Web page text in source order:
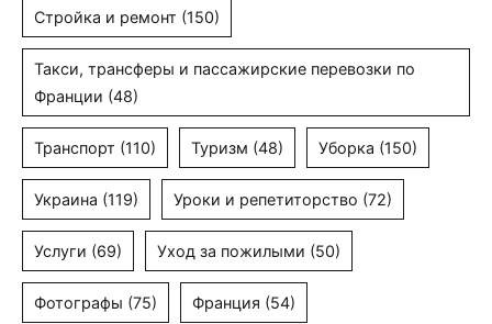
Стройка и ремонт (150)
Такси, трансферы и пассажирские перевозки по
Франции (48)
Транспорт (110) Туризм (48) Уборка (150)
Украина (119) Уроки и репетиторство (72)
Услуги (69) Уход за пожилыми (50)
Фотографы (75) Франция (54)